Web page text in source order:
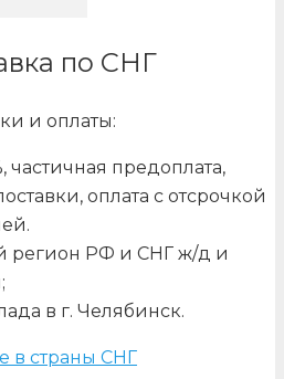
по СНГ
и оплаты:
частичная предоплата,
оплата с отсрочкой
регион РФ и СНГ ж/д и
в г. Челябинск.
в страны СНГ